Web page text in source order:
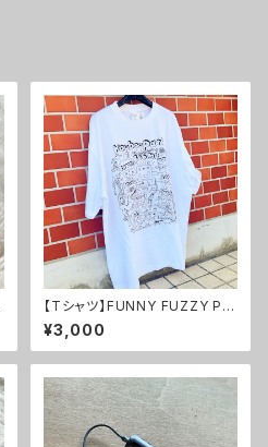
【Tシャツ】FUNNY FUZZY PE
DALS!!!
¥3,000